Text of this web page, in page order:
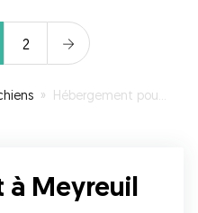
2
» Hébergement pour votre chien à Meyreuil
Meyreuil